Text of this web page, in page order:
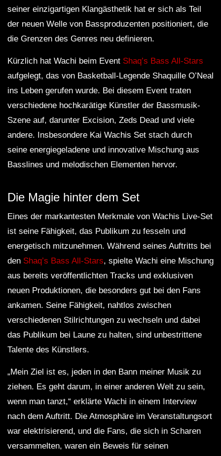
seiner einzigartigen Klangästhetik hat er sich als Teil
der neuen Welle von Bassproduzenten positioniert, die
die Grenzen des Genres neu definieren.
Kürzlich hat Wachi beim Event Shaq’s Bass All-Stars
aufgelegt, das von Basketball-Legende Shaquille O’Neal
ins Leben gerufen wurde. Bei diesem Event traten
verschiedene hochkarätige Künstler der Bassmusik-
Szene auf, darunter Excision, Zeds Dead und viele
andere. Insbesondere Kai Wachis Set stach durch
seine energiegeladene und innovative Mischung aus
Basslines und melodischen Elementen hervor.
Die Magie hinter dem Set
Eines der markantesten Merkmale von Wachis Live-Set
ist seine Fähigkeit, das Publikum zu fesseln und
energetisch mitzunehmen. Während seines Auftritts bei
den Shaq’s Bass All-Stars, spielte Wachi eine Mischung
aus bereits veröffentlichten Tracks und exklusiven
neuen Produktionen, die besonders gut bei den Fans
ankamen. Seine Fähigkeit, nahtlos zwischen
verschiedenen Stilrichtungen zu wechseln und dabei
das Publikum bei Laune zu halten, sind unbestrittene
Talente des Künstlers.
„Mein Ziel ist es, jeden in den Bann meiner Musik zu
ziehen. Es geht darum, in einer anderen Welt zu sein,
wenn man tanzt,“ erklärte Wachi in einem Interview
nach dem Auftritt. Die Atmosphäre im Veranstaltungsort
war elektrisierend, und die Fans, die sich in Scharen
versammelten, waren ein Beweis für seinen